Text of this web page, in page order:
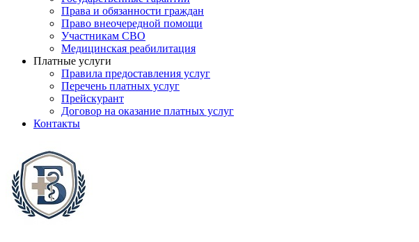
Права и обязанности граждан
Право внеочередной помощи
Участникам СВО
Медицинская реабилитация
Платные услуги
Правила предоставления услуг
Перечень платных услуг
Прейскурант
Договор на оказание платных услуг
Контакты